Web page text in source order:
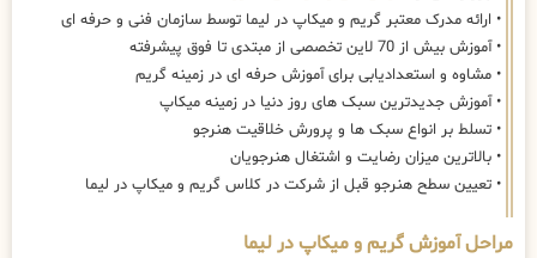
• ارائه مدرک معتبر گریم و میکاپ در لیما توسط سازمان فنی و حرفه ای
• آموزش بیش از 70 لاین تخصصی از مبتدی تا فوق پیشرفته
• مشاوه و استعدادیابی برای آموزش حرفه ای در زمینه گریم
• آموزش جدیدترین سبک های روز دنیا در زمینه میکاپ
• تسلط بر انواع سبک ها و پرورش خلاقیت هنرجو
• بالاترین میزان رضایت و اشتغال هنرجویان
• تعیین سطح هنرجو قبل از شرکت در کلاس گریم و میکاپ در لیما
مراحل آموزش گریم و میکاپ در لیما